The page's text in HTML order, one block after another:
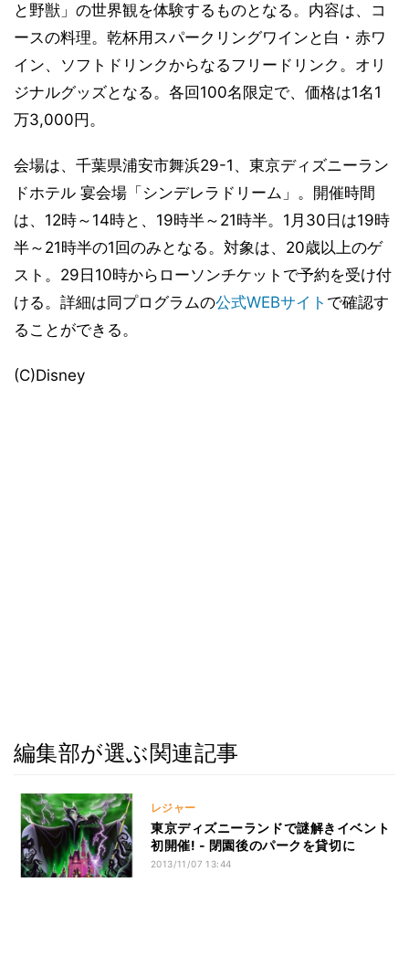
と野獣」の世界観を体験するものとなる。内容は、コ
ースの料理。乾杯用スパークリングワインと白・赤ワ
イン、ソフトドリンクからなるフリードリンク。オリ
ジナルグッズとなる。各回100名限定で、価格は1名1
万3,000円。
会場は、千葉県浦安市舞浜29-1、東京ディズニーラン
ドホテル 宴会場「シンデレラドリーム」。開催時間
は、12時～14時と、19時半～21時半。1月30日は19時
半～21時半の1回のみとなる。対象は、20歳以上のゲ
スト。29日10時からローソンチケットで予約を受け付
ける。詳細は同プログラムの公式WEBサイト で確認す
ることができる。
(C)Disney
編集部が選ぶ関連記事
レジャー
東京ディズニーランドで謎解きイベント
初開催! - 閉園後のパークを貸切に
2013/11/07 13:44